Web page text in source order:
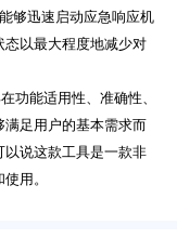
够迅速启动应急响应机
以最大程度地减少对
功能适用性、准确性、
足用户的基本需求而
说这款工具是一款非
用。